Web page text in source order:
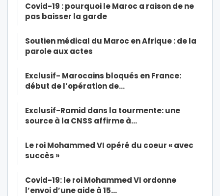
Covid-19 : pourquoi le Maroc a raison de ne
pas baisser la garde
Soutien médical du Maroc en Afrique : de la
parole aux actes
Exclusif- Marocains bloqués en France:
début de l’opération de…
Exclusif-Ramid dans la tourmente: une
source à la CNSS affirme à…
Le roi Mohammed VI opéré du coeur « avec
succès »
Covid-19: le roi Mohammed VI ordonne
l’envoi d’une aide à 15…